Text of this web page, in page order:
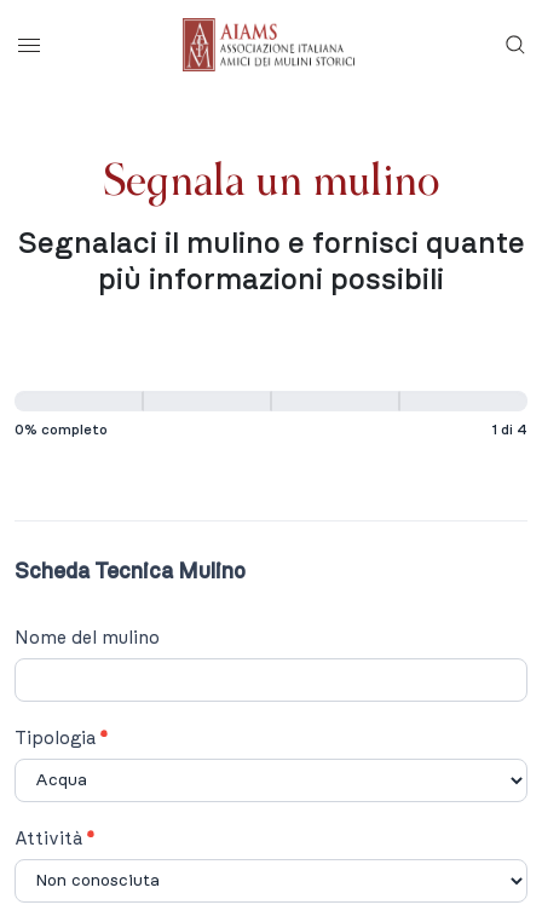
di accesso rapido ai contenuti
al menu di navigazione principale
al contenuto
Menu principale
Segnala un mulino
Segnalaci il mulino e fornisci quante
più informazioni possibili
un
0% completo 1 di 4
Scheda Tecnica Mulino
Nome del mulino
Tipologia *
Attività *